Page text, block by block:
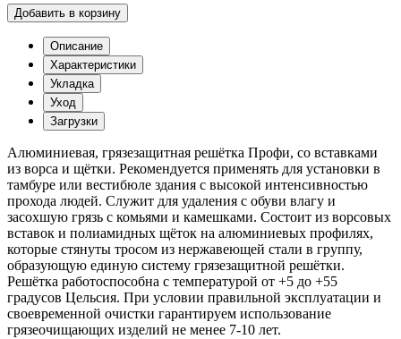
Добавить в корзину
Описание
Характеристики
Укладка
Уход
Загрузки
Алюминиевая, грязезащитная решётка Профи, со вставками
из ворса и щётки. Рекомендуется применять для установки в
тамбуре или вестибюле здания с высокой интенсивностью
прохода людей. Служит для удаления с обуви влагу и
засохшую грязь с комьями и камешками. Состоит из ворсовых
вставок и полиамидных щёток на алюминиевых профилях,
которые стянуты тросом из нержавеющей стали в группу,
образующую единую систему грязезащитной решётки.
Решётка работоспособна с температурой от +5 до +55
градусов Цельсия. При условии правильной эксплуатации и
своевременной очистки гарантируем использование
грязеочищающих изделий не менее 7-10 лет.